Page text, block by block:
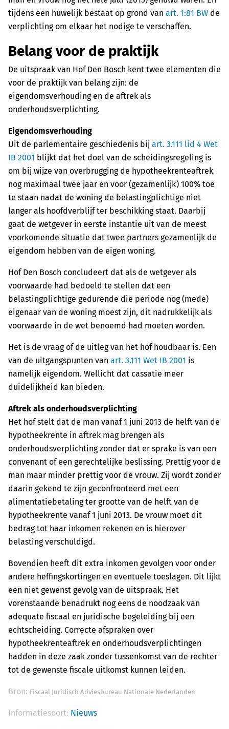
tijdens een huwelijk bestaat op grond van art. 1:81 BW de
verplichting om elkaar het nodige te verschaffen.
Belang voor de praktijk
De uitspraak van Hof Den Bosch kent twee elementen die
voor de praktijk van belang zijn: de
eigendomsverhouding en de aftrek als
onderhoudsverplichting.
Eigendomsverhouding
Uit de parlementaire geschiedenis bij art. 3.111 lid 4 Wet
IB 2001 blijkt dat het doel van de scheidingsregeling is
om bij wijze van overbrugging de hypotheekrenteaftrek
nog maximaal twee jaar en voor (gezamenlijk) 100% toe
te staan nadat de woning de belastingplichtige niet
langer als hoofdverblijf ter beschikking staat. Daarbij
gaat de wetgever in eerste instantie uit van de meest
voorkomende situatie dat twee partners gezamenlijk de
eigendom hebben van de eigen woning.
Hof Den Bosch concludeert dat als de wetgever als
voorwaarde had bedoeld te stellen dat een
belastingplichtige gedurende die periode nog (mede)
eigenaar van de woning moest zijn, dit nadrukkelijk als
voorwaarde in de wet benoemd had moeten worden.
Het is de vraag of de uitleg van het hof houdbaar is. Een
van de uitgangspunten van art. 3.111 Wet IB 2001 is
namelijk eigendom. Wellicht dat cassatie meer
duidelijkheid kan bieden.
Aftrek als onderhoudsverplichting
Het hof stelt dat de man vanaf 1 juni 2013 de helft van de
hypotheekrente in aftrek mag brengen als
onderhoudsverplichting zonder dat er sprake is van een
convenant of een gerechtelijke beslissing. Prettig voor de
man maar minder prettig voor de vrouw. Zij wordt zonder
daarin gekend te zijn geconfronteerd met een
alimentatiebetaling ter grootte van de helft van de
hypotheekrente vanaf 1 juni 2013. De vrouw moet dit
bedrag tot haar inkomen rekenen en is hierover
belasting verschuldigd.
Bovendien heeft dit extra inkomen gevolgen voor onder
andere heffingskortingen en eventuele toeslagen. Dit lijkt
een niet gewenst gevolg van de uitspraak. Het
vorenstaande benadrukt nog eens de noodzaak van
adequate fiscaal en juridische begeleiding bij een
echtscheiding. Correcte afspraken over
hypotheekrenteaftrek en onderhoudsverplichtingen
hadden in deze zaak zonder tussenkomst van de rechter
tot de gewenste fiscale uitkomst kunnen leiden.
Bron: Fiscaal Juridisch Adviesbureau Nationale Nederlanden
Informatiesoort: Nieuws